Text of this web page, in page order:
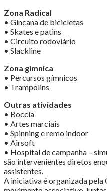
Zona Radical
• Gincana de bicicletas
• Skates e patins
• Circuito rodoviário
• Slackline
Zona gímnica
• Percursos gímnicos
• Trampolins
Outras atividades
• Boccia
• Artes marciais
• Spinning e remo indoor
• Airsoft
• Hospital de campanha –
são intervenientes diretos
assistentes.
A iniciativa é organizada pela